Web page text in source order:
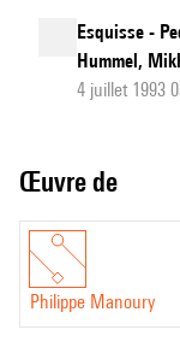
Esquisse -
Hummel,
4 juillet 1993
Œuvre de
Philippe Manoury